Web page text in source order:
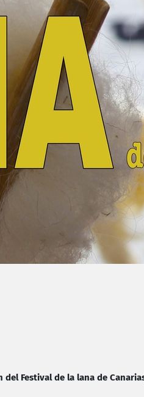
Festival de la lana de